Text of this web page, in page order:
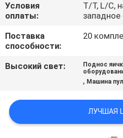
СВЯЖИТЕСЬ
МЫ
НОВОСТИ
КАРТА
САЙТА
Условия
оплаты:
T/T, L/C,
Поставка
способности:
20
Высокий свет:
Поднос
, Машина
ЛУЧШАЯ